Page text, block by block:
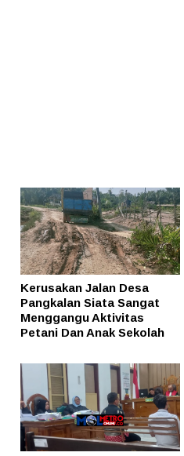
Kerusakan Jalan Desa
Pangkalan Siata Sangat
Menggangu Aktivitas
Petani Dan Anak Sekolah